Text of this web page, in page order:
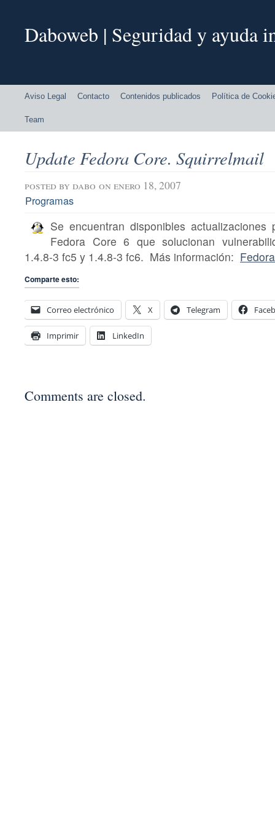
Daboweb | Seguridad y ayuda
Aviso Legal Contacto Contenidos publicados Política de
Team
Update Fedora Core. Squirrelmail
posted by dabo on enero 18, 2007
Programas
Se encuentran disponibles
Fedora Core 6 que solucionan
1.4.8-3 fc5 y 1.4.8-3 fc6. Más información:
Comparte esto:
Correo electrónico X Telegram
Imprimir LinkedIn
Comments are closed.